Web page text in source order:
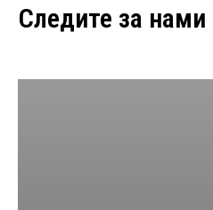
Следите за